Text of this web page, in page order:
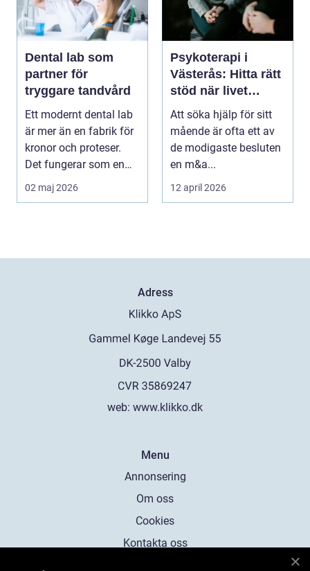
Dental lab som
partner för
tryggare tandvård
Ett modernt dental lab
är mer än en fabrik för
kronor och proteser.
Det fungerar som en
förlängning ...
02 maj 2026
Psykoterapi i
Västerås: Hitta rätt
stöd när livet
skaver
Att söka hjälp för sitt
mående är ofta ett av
de modigaste besluten
en m&a...
12 april 2026
Adress
web: www.klikko.dk
Menu
Annonsering
Om oss
Cookies
Kontakta oss